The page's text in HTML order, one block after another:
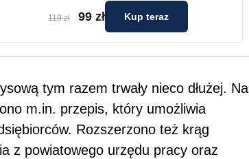
119 zł 99 zł Kup teraz
tym razem trwały nieco dłużej. Na
m.in. przepis, który umożliwia
Rozszerzono też krąg
z powiatowego urzędu pracy oraz